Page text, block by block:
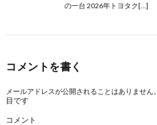
の一台 2026年トヨタク[…]
コメントを書く
メールアドレスが公開されることはありません。
目です
コメント